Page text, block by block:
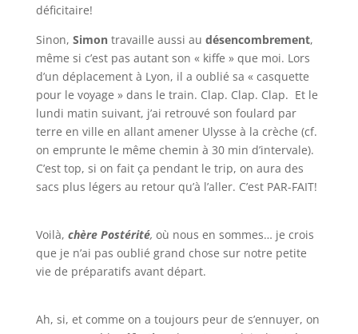
déficitaire!
Sinon, Simontravaille aussi au désencombrement,
même si c’est pas autant son « kiffe » que moi. Lors
d’un déplacement à Lyon, il a oublié sa « casquette
pour le voyage » dans le train. Clap. Clap. Clap. Et le
lundi matin suivant, j’ai retrouvé son foulard par
terre en ville en allant amener Ulysse à la crèche (cf.
on emprunte le même chemin à 30 min d’intervale).
C’est top, si on fait ça pendant le trip, on aura des
sacs plus légers au retour qu’à l’aller. C’est PAR-FAIT!
Voilà, chère Postérité, où nous en sommes… je crois
que je n’ai pas oublié grand chose sur notre petite
vie de préparatifs avant départ.
Ah, si, et comme on a toujours peur de s’ennuyer, on